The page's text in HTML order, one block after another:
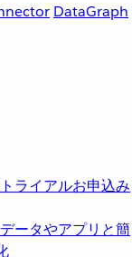
DataGraph
ライアルお申込み
データやアプリと簡